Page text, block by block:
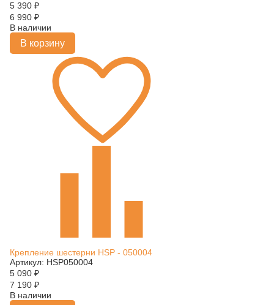
5 390 ₽
6 990 ₽
В наличии
В корзину
Крепление шестерни HSP - 050004
Артикул: HSP050004
5 090 ₽
7 190 ₽
В наличии